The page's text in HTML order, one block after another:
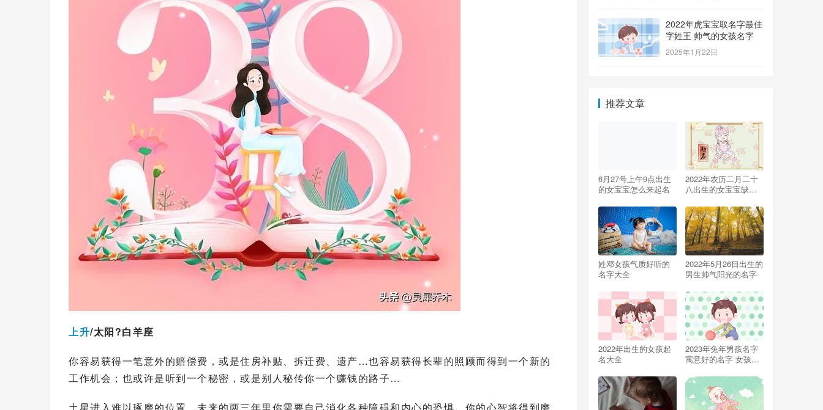
上升/太阳?白羊座
你容易获得一笔意外的赔偿费，或是住房补贴、拆迁费、遗产…也容易获得长辈的照顾而得到一个新的
工作机会；也或许是听到一个秘密，或是别人秘传你一个赚钱的路子…
土星进入难以琢磨的位置，未来的两三年里你需要自己消化各种障碍和内心的恐惧。你的心智将得到磨
2022年虎宝宝取名字最佳
字姓王 帅气的女孩名字
2025年1月22日
推荐文章
6月27号上午9点出生
的女宝宝怎么来起名
2022年农历二月二十
八出生的女宝宝缺什
姓邓女孩气质好听的
名字大全
2022年5月26日出生的
男生帅气阳光的名字
2022年出生的女孩起
名大全
2023年兔年男孩名字
寓意好的名字 女孩名